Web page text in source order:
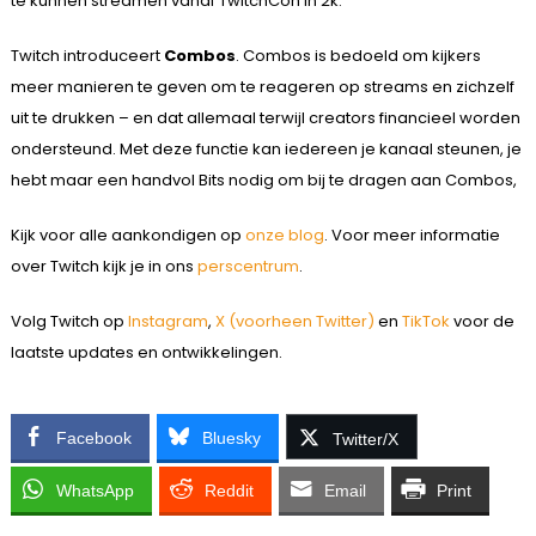
Twitch introduceert Combos. Combos is bedoeld om kijkers
meer manieren te geven om te reageren op streams en zichzelf
uit te drukken – en dat allemaal terwijl creators financieel worden
ondersteund. Met deze functie kan iedereen je kanaal steunen, je
hebt maar een handvol Bits nodig om bij te dragen aan Combos,
Kijk voor alle aankondigen op onze blog. Voor meer informatie
over Twitch kijk je in ons perscentrum.
Volg Twitch op Instagram, X (voorheen Twitter) en TikTok voor de
laatste updates en ontwikkelingen.
Facebook Bluesky Twitter/X
WhatsApp Reddit Email Print